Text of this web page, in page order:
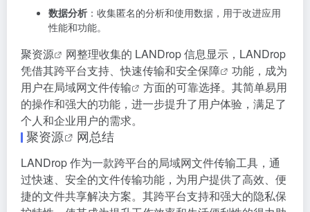
数据分析 ：收集匿名的分析和使用数据，用于改进应用
性能和功能。
聚资源
网整理收集的 LANDrop 信息显示，LANDrop
凭借其跨平台支持、快速传输和安全保障
功能，成为
用户在局域网文件传输
方面的可靠选择。其简单易用
的操作和强大的功能，进一步提升了用户体验，满足了
个人和企业用户的需求。
聚资源 网总结
LANDrop 作为一款跨平台的局域网文件传输工具，通
过快速、安全的文件传输功能，为用户提供了高效、便
捷的文件共享解决方案。其跨平台支持和强大的隐私保